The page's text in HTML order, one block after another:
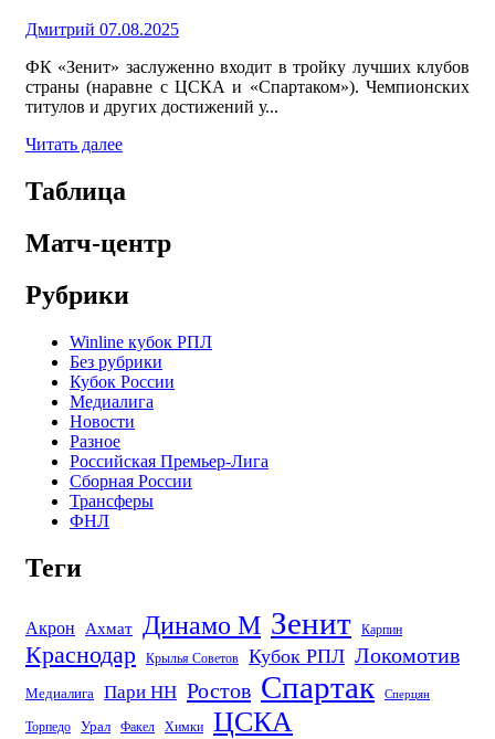
Дмитрий 07.08.2025
ФК «Зенит» заслуженно входит в тройку лучших клубов
страны (наравне с ЦСКА и «Спартаком»). Чемпионских
титулов и других достижений у...
Читать далее
Таблица
Матч-центр
Рубрики
Winline кубок РПЛ
Без рубрики
Кубок России
Медиалига
Новости
Разное
Российская Премьер-Лига
Сборная России
Трансферы
ФНЛ
Теги
Акрон Ахмат Динамо М Зенит Карпин
Краснодар Крылья Советов Кубок РПЛ Локомотив
Медиалига Пари НН Ростов Спартак Сперцян
Торпедо Урал Факел Химки ЦСКА